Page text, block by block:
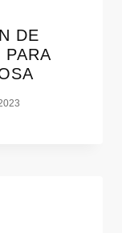
DE
PARA